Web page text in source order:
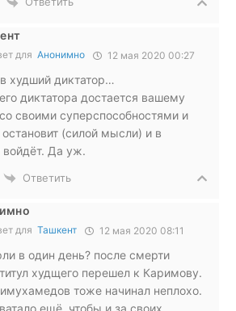
для Анонимно 12 мая 2020 00:27
худший диктатор…
диктатора достается вашему
своими суперспособностями и
(силой мысли) и в
Да уж.
Ответить
для Ташкент 12 мая 2020 08:11
в один день? после смерти
худщего перешел к Каримову.
тоже начинал неплохо.
ещё, чтобы и за своих